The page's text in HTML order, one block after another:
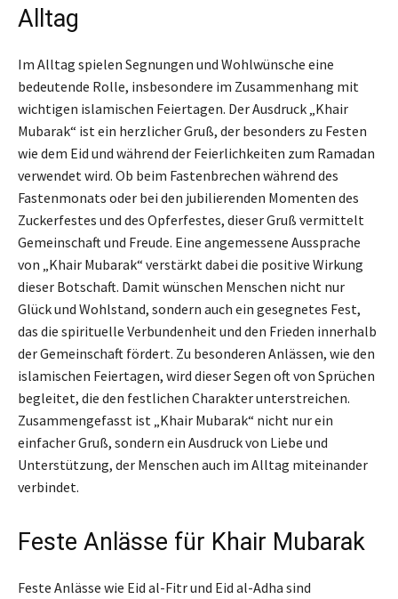
Alltag
Im Alltag spielen Segnungen und Wohlwünsche eine
bedeutende Rolle, insbesondere im Zusammenhang mit
wichtigen islamischen Feiertagen. Der Ausdruck „Khair
Mubarak“ ist ein herzlicher Gruß, der besonders zu Festen
wie dem Eid und während der Feierlichkeiten zum Ramadan
verwendet wird. Ob beim Fastenbrechen während des
Fastenmonats oder bei den jubilierenden Momenten des
Zuckerfestes und des Opferfestes, dieser Gruß vermittelt
Gemeinschaft und Freude. Eine angemessene Aussprache
von „Khair Mubarak“ verstärkt dabei die positive Wirkung
dieser Botschaft. Damit wünschen Menschen nicht nur
Glück und Wohlstand, sondern auch ein gesegnetes Fest,
das die spirituelle Verbundenheit und den Frieden innerhalb
der Gemeinschaft fördert. Zu besonderen Anlässen, wie den
islamischen Feiertagen, wird dieser Segen oft von Sprüchen
begleitet, die den festlichen Charakter unterstreichen.
Zusammengefasst ist „Khair Mubarak“ nicht nur ein
einfacher Gruß, sondern ein Ausdruck von Liebe und
Unterstützung, der Menschen auch im Alltag miteinander
verbindet.
Feste Anlässe für Khair Mubarak
Feste Anlässe wie Eid al-Fitr und Eid al-Adha sind